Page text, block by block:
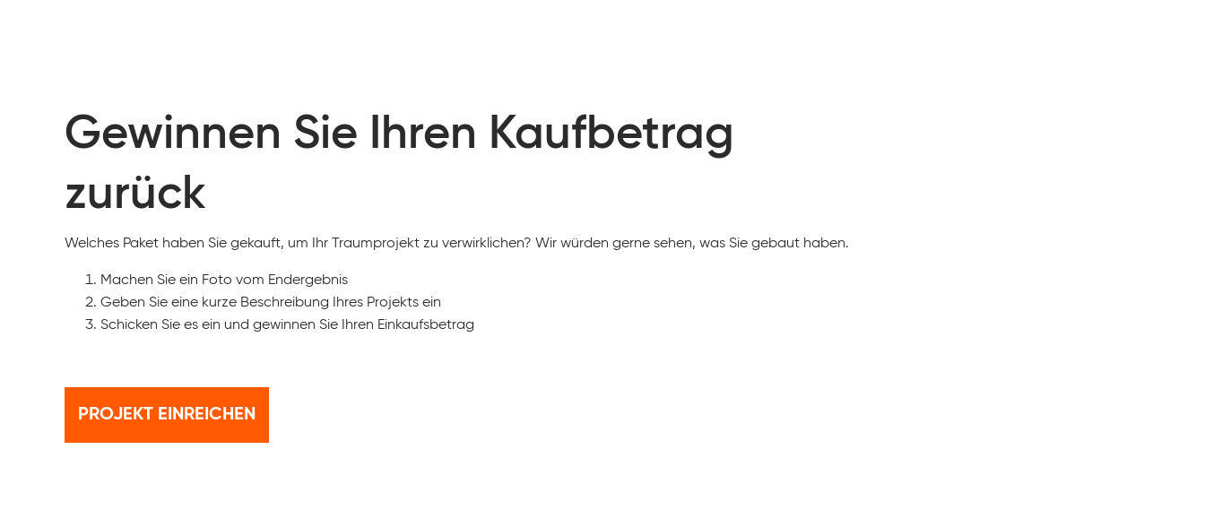
Gewinnen Sie Ihren Kaufbetrag
zurück
Welches Paket haben Sie gekauft, um Ihr Traumprojekt zu verwirklichen? Wir würden gerne sehen, was Sie gebaut haben.
Machen Sie ein Foto vom Endergebnis
Geben Sie eine kurze Beschreibung Ihres Projekts ein
Schicken Sie es ein und gewinnen Sie Ihren Einkaufsbetrag
PROJEKT EINREICHEN